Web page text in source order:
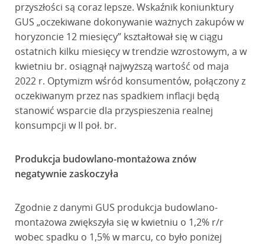
przyszłości są coraz lepsze. Wskaźnik koniunktury
GUS „oczekiwane dokonywanie ważnych zakupów w
horyzoncie 12 miesięcy” kształtował się w ciągu
ostatnich kilku miesięcy w trendzie wzrostowym, a w
kwietniu br. osiągnął najwyższą wartość od maja
2022 r. Optymizm wśród konsumentów, połączony z
oczekiwanym przez nas spadkiem inflacji będą
stanowić wsparcie dla przyspieszenia realnej
konsumpcji w II poł. br.
Produkcja budowlano-montażowa znów
negatywnie zaskoczyła
Zgodnie z danymi GUS produkcja budowlano-
montażowa zwiększyła się w kwietniu o 1,2% r/r
wobec spadku o 1,5% w marcu, co było poniżej